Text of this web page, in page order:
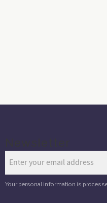
Your personal information is